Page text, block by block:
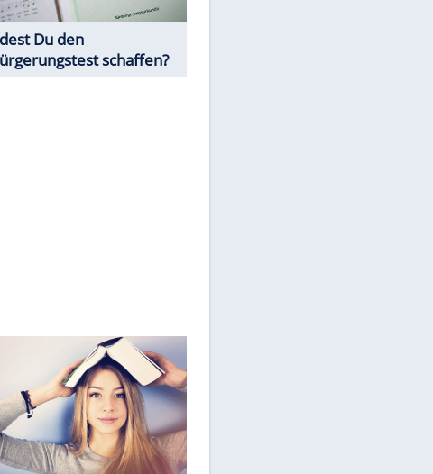
dass mir externe Inhalte
personenbezogene Daten an
Würdest Du den
Einbürgerungstest schaffen?